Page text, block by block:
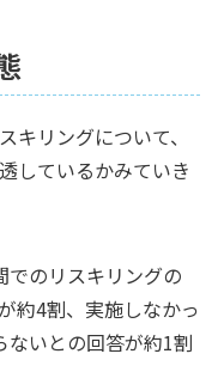
キリングについて、
しているかみていき
でのリスキリングの
約4割、実施しなかっ
ないとの回答が約1割